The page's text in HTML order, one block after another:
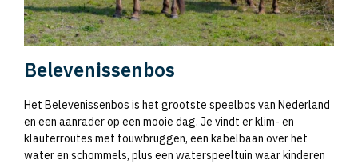
Belevenissenbos
Het Belevenissenbos is het grootste speelbos van Nederland
en een aanrader op een mooie dag. Je vindt er klim- en
klauterroutes met touwbruggen, een kabelbaan over het
water en schommels, plus een waterspeeltuin waar kinderen